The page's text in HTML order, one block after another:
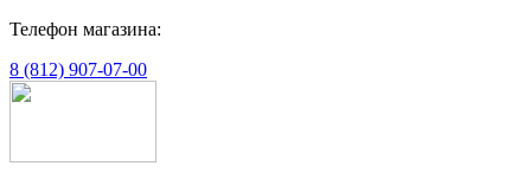
Телефон магазина:
8 (812) 907-07-00